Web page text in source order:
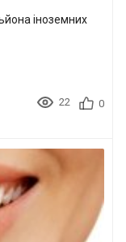
іноземних
22 0